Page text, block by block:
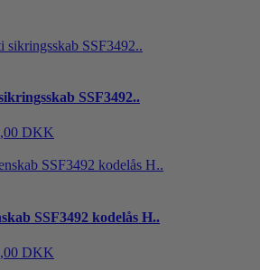
SSF3492..
DKK
SSF3492 kodelås H..
DKK